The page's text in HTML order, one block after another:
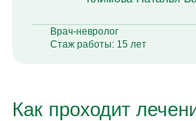
Врач-невролог
Стаж работы: 15 лет
Как проходит